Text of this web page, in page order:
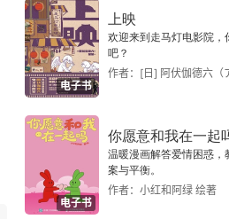
电子书
上映
欢迎来到走马灯电影院，
吧？
作者：[日] 阿伏伽德六（
电子书
你愿意和我在一起
温暖漫画解答爱情困惑
案与平衡。
作者：小红和阿绿 绘著